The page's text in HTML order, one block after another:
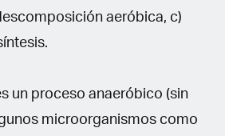
aeróbica, c)
un proceso anaeróbico (sin
microorganismos como